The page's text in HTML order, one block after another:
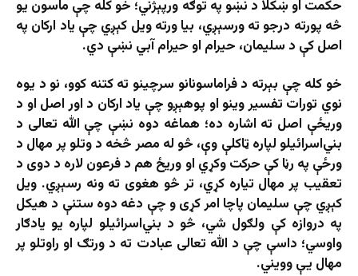
حکمت او ښکلا د نښو په توګه ورپېژني؛ خو کله چې ماسون یو
څه پورته درجو ته ورسېږي، بيا ورته ويل کېږي چې یاد ارکان په
اصل کې د سليمان، حيرام او حيرام آبي نښې دي.
خو کله چې بېرته د فراماسونانو سرچينو ته کتنه کوو، نو د یوه
نوي تورات تفسیر وينو او پوهېږو چې یاد ارکان د اور اصل او د
وريځې اصل ته اشاره ده؛ هماغه دوه نښې چې الله تعالی د
بني‌اسرائيلو لپاره ټاکلې وې، څو له مصر څخه د وتلو پر مهال د
ورځې په رڼا کې حرکت وکړي او وريځ هم د فرعون لاره د دوی د
تعقیب پر مهال تياره کړي، تر څو هغوی ته ونه رسېږي. ويل
کېږي چې سليمان پاچا امر کړی و چې دغه دوه ستنې د هیکل
په دروازه کې ولګول شي، څو د بني‌اسرائيلو لپاره یو يادګار
واوسي؛ داسې چې د الله تعالی عبادت ته د ورتګ او راوتلو پر
مهال يې وويني.